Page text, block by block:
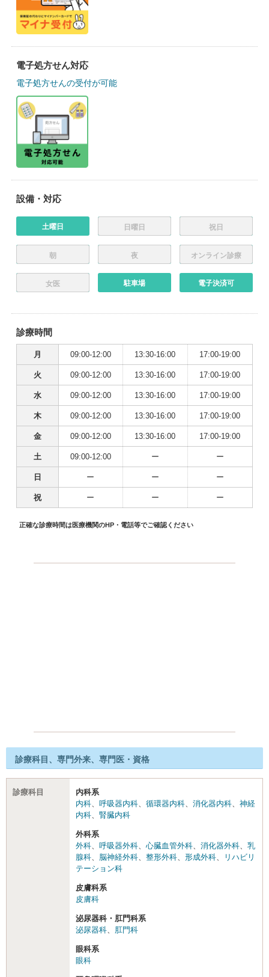
電子処方せん対応
電子処方せんの受付が可能
設備・対応
土曜日 日曜日 祝日
朝 夜 オンライン診療
女医 駐車場 電子決済可
診療時間
月 09:00-12:00 13:30-16:00 17:00-19:00
火 09:00-12:00 13:30-16:00 17:00-19:00
水 09:00-12:00 13:30-16:00 17:00-19:00
木 09:00-12:00 13:30-16:00 17:00-19:00
金 09:00-12:00 13:30-16:00 17:00-19:00
土 09:00-12:00 ー ー
日 ー ー ー
祝 ー ー ー
正確な診療時間は医療機関のHP・電話等でご確認ください
診療科目、専門外来、専門医・資格
診療科目
内科系
内科、 呼吸器内科、 循環器内科、 消化器内科、 神経
内科、 腎臓内科
外科系
外科、 呼吸器外科、 心臓血管外科、 消化器外科、 乳
腺科、 脳神経外科、 整形外科、 形成外科、
リハビリ
テーション科
皮膚科系
皮膚科
泌尿器科・肛門科系
泌尿器科、 肛門科
眼科系
眼科